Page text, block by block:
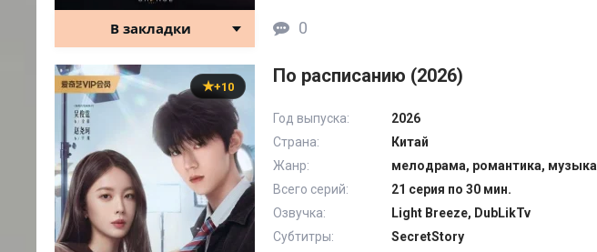
В закладки 0
+10 По расписанию (2026)
Год выпуска:
2026
Страна:
Китай
Жанр:
мелодрама, романтика, музыка
Всего серий:
21 серия по 30 мин.
Озвучка:
Light Breeze, DubLikTv
Субтитры:
SecretStory